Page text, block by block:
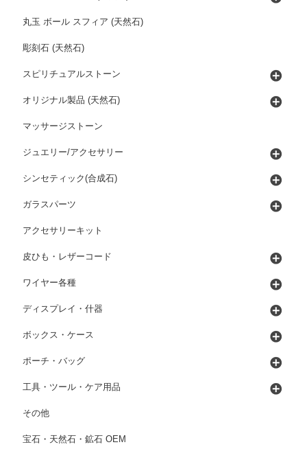
丸玉 ボール スフィア (天然石)
彫刻石 (天然石)
スピリチュアルストーン
オリジナル製品 (天然石)
マッサージストーン
ジュエリー/アクセサリー
シンセティック(合成石)
ガラスパーツ
アクセサリーキット
皮ひも・レザーコード
ワイヤー各種
ディスプレイ・什器
ボックス・ケース
ポーチ・バッグ
工具・ツール・ケア用品
その他
宝石・天然石・鉱石 OEM